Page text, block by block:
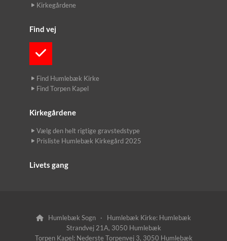
Kirkegårdene
Find vej
Find Humlebæk Kirke
Find Torpen Kapel
Kirkegårdene
Vælg den helt rigtige gravstedstype
Prisliste Humlebæk Kirkegård 2025
Livets gang

Humlebæk Sogn · Humlebæk Kirke: Humlebæk
Strandvej 21A, 3050 Humlebæk
Torpen Kapel: Nederste Torpenvej 3, 3050 Humlebæk